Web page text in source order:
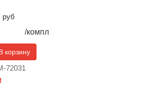
руб
/компл
корзину
72031